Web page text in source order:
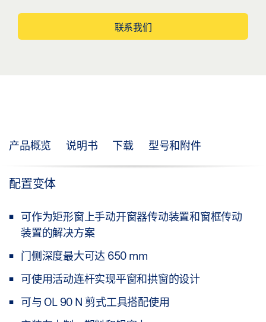
联系我们
产品概览 说明书 下载 型号和附件
配置变体
可作为矩形窗上手动开窗器传动装置和窗框传动
装置的解决方案
门侧深度最大可达 650 mm
可使用活动连杆实现平窗和拱窗的设计
可与 OL 90 N 剪式工具搭配使用